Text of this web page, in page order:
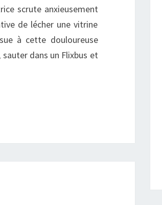
scrute anxieusement
de lécher une vitrine
à cette douloureuse
dans un Flixbus et